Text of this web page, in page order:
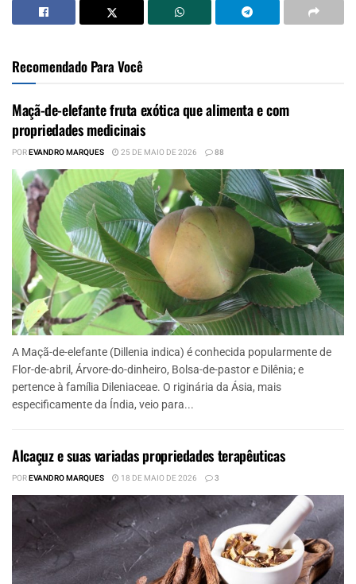
Recomendado Para Você
Maçã-de-elefante fruta exótica que alimenta e com
propriedades medicinais
POREVANDRO MARQUES 25 DE MAIO DE 2026 88
A Maçã-de-elefante (Dillenia indica) é conhecida popularmente de
Flor-de-abril, Árvore-do-dinheiro, Bolsa-de-pastor e Dilênia; e
pertence à família Dileniaceae. O riginária da Ásia, mais
especificamente da Índia, veio para...
Alcaçuz e suas variadas propriedades terapêuticas
POREVANDRO MARQUES 18 DE MAIO DE 2026 3